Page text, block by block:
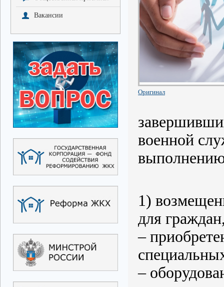
Вакансии
Оригинал
военной
выполнению
1)
для
–
–